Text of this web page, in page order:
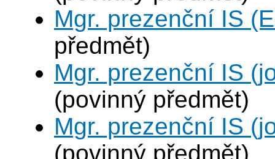
Mgr. prezenční IS
předmět)
Mgr. prezenční IS
(povinný předmět)
Mgr. prezenční IS
(povinný předmět)